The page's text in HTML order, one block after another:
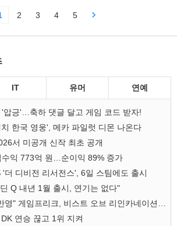
2 3 4 5
IT 유머 연예
'압긍'…축하 댓글 달고 게임 코드 받자!
한국 영웅', 메카 파일럿 디몬 나온다
서 미공개 신작 최초 공개
수익 773억 원…순이익 89% 증가
'더 디비전 리서전스', 6일 스팀에도 출시
Q 내년 1월 출시, 연기는 없다"
연승 끊고 1위 지켜